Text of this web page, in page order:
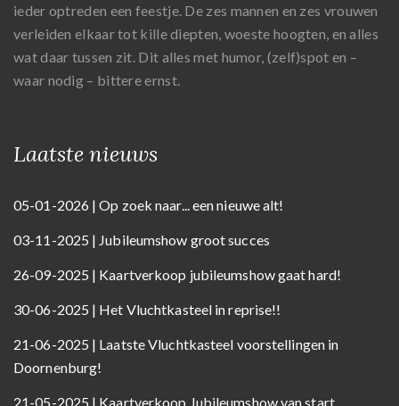
ieder optreden een feestje. De zes mannen en zes vrouwen
verleiden elkaar tot kille diepten, woeste hoogten, en alles
wat daar tussen zit. Dit alles met humor, (zelf)spot en –
waar nodig – bittere ernst.
Laatste nieuws
05-01-2026 | Op zoek naar... een nieuwe alt!
03-11-2025 | Jubileumshow groot succes
26-09-2025 | Kaartverkoop jubileumshow gaat hard!
30-06-2025 | Het Vluchtkasteel in reprise!!
21-06-2025 | Laatste Vluchtkasteel voorstellingen in
Doornenburg!
21-05-2025 | Kaartverkoop Jubileumshow van start